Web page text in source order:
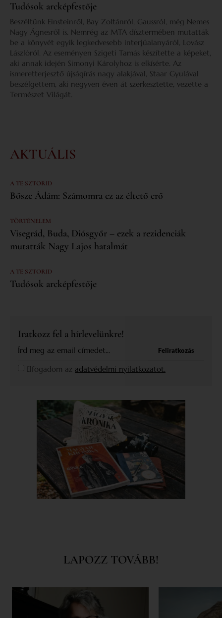
Tudósok arcképfestője
Beszéltünk Einsteinről, Bay Zoltánról, Gaussról, még Nemes
Nagy Ágnesről is. Nemrég az MTA dísztermében mutatták
be a könyvét egyik legkedvesebb interjúalanyáról, Lovász
Lászlóról. Az eseményen Szigeti Tamás készítette a képeket,
aki annak idején Simonyi Károlyhoz is elkísérte. Az
ismeretterjesztő újságírás nagy alakjával, Staar Gyulával
beszélgettem, aki negyven éven át szerkesztette, vezette a
Természet Világát.
AKTUÁLIS
A TE SZTORID
Bősze Ádám: Számomra ez az éltető erő
TÖRTÉNELEM
Visegrád, Buda, Diósgyőr – ezek a rezidenciák
mutatták Nagy Lajos hatalmát
A TE SZTORID
Tudósok arcképfestője
Iratkozz fel a hírlevelünkre!
Elfogadom az adatvédelmi nyilatkozatot.
Feliratkozás
LAPOZZ TOVÁBB!